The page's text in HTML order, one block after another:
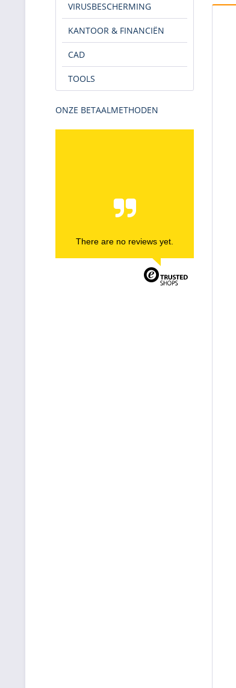
VIRUSBESCHERMING
KANTOOR & FINANCIËN
CAD
TOOLS
ONZE BETAALMETHODEN
There are no reviews yet.